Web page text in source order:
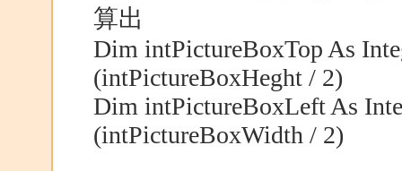
算出
Dim intPictureBoxTop As
(intPictureBoxHeght / 2)
Dim intPictureBoxLeft As
(intPictureBoxWidth / 2)